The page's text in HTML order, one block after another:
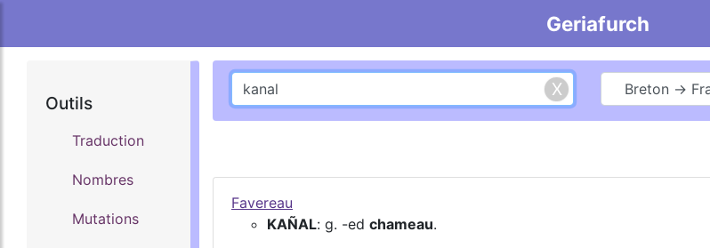
Geriafurch
Outils
Traduction
Nombres
Mutations
Breton →
Favereau
KAÑAL: g. -ed chameau.